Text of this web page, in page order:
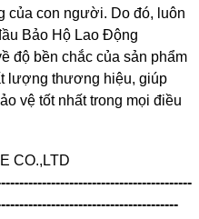
của con người. Do đó, luôn
Bảo Hộ Lao Động
độ bền chắc của sản phẩm
lượng thương hiệu, giúp
vệ tốt nhất trong mọi điều